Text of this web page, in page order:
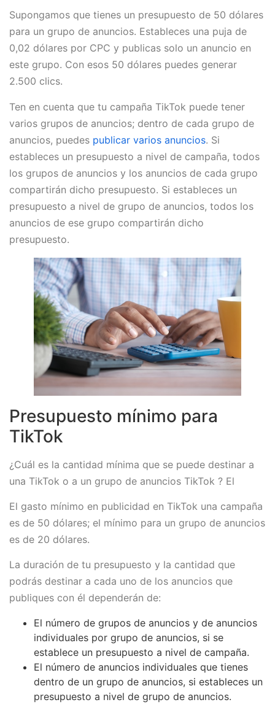
Supongamos que tienes un presupuesto de 50 dólares
para un grupo de anuncios. Estableces una puja de
0,02 dólares por CPC y publicas solo un anuncio en
este grupo. Con esos 50 dólares puedes generar
2.500 clics.
Ten en cuenta que tu campaña TikTok puede tener
varios grupos de anuncios; dentro de cada grupo de
anuncios, puedes publicar varios anuncios. Si
estableces un presupuesto a nivel de campaña, todos
los grupos de anuncios y los anuncios de cada grupo
compartirán dicho presupuesto. Si estableces un
presupuesto a nivel de grupo de anuncios, todos los
anuncios de ese grupo compartirán dicho
presupuesto.
Presupuesto mínimo para
TikTok
¿Cuál es la cantidad mínima que se puede destinar a
una TikTok o a un grupo de anuncios TikTok ? El
El gasto mínimo en publicidad en TikTok una campaña
es de 50 dólares; el mínimo para un grupo de anuncios
es de 20 dólares.
La duración de tu presupuesto y la cantidad que
podrás destinar a cada uno de los anuncios que
publiques con él dependerán de:
El número de grupos de anuncios y de anuncios
individuales por grupo de anuncios, si se
establece un presupuesto a nivel de campaña.
El número de anuncios individuales que tienes
dentro de un grupo de anuncios, si estableces un
presupuesto a nivel de grupo de anuncios.